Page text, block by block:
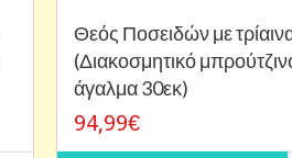
Θεός Ποσειδών με
(Διακοσμητικό
άγαλμα 30εκ)
94,99€